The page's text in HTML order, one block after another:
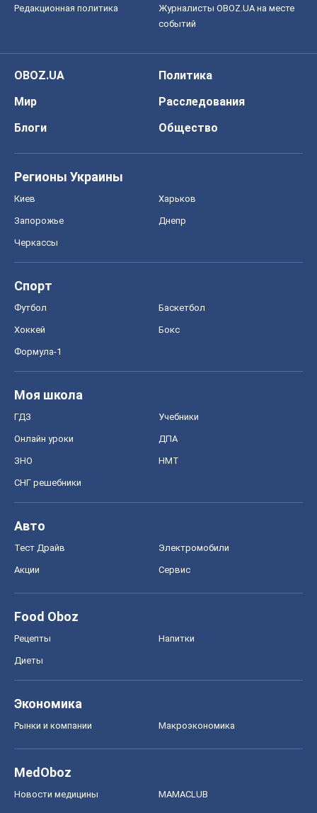
Редакционная политика
Журналисты OBOZ.UA на месте
событий
OBOZ.UA
Политика
Мир
Расследования
Блоги
Общество
Регионы Украины
Киев Харьков
Запорожье Днепр
Черкассы
Спорт
Футбол Баскетбол
Хоккей Бокс
Формула-1
Моя школа
ГДЗ Учебники
Онлайн уроки ДПА
ЗНО НМТ
СНГ решебники
Авто
Тест Драйв Электромобили
Акции Сервис
Food Oboz
Рецепты Напитки
Диеты
Экономика
Рынки и компании Mакроэкономика
MedOboz
Новости медицины MAMACLUB